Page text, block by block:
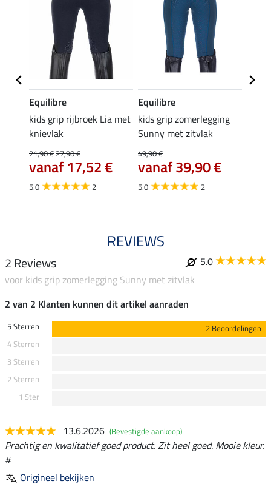
Equilibre
kids grip rijbroek Lia met
knievlak
21,90 €27,90 €
vanaf 17,52 €
5.0 2
Equilibre
kids grip zomerlegging
Sunny met zitvlak
49,90 €
vanaf 39,90 €
5.0 2
REVIEWS
2 Reviews
5.0
voor kids grip zomerlegging Sunny met zitvlak
2 van 2 Klanten kunnen dit artikel aanraden
5 Sterren
2 Beoordelingen
4 Sterren
3 Sterren
2 Sterren
1 Ster
13.6.2026 (Bevestigde aankoop)
Prachtig en kwalitatief goed product. Zit heel goed. Mooie kleur.
#
Origineel bekijken